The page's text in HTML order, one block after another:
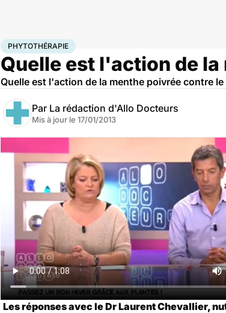
AccueilBien-êtrePhytothérapie
PHYTOTHÉRAPIE
Quelle est l'action de
Quelle est l'action de la menthe poivrée contre le
Par La rédaction d'Allo Docteurs
Mis à jour le 17/01/2013
Les réponses avec le Dr Laurent Chevallier,